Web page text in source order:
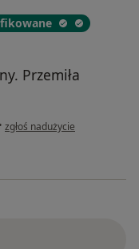
Przemiła
• w opinii użytkownika Anna P
zgłoś nadużycie